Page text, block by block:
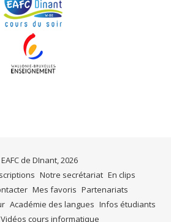
de DInant, 2026
Notre secrétariat En clips
Mes favoris Partenariats
Académie des langues Infos étudiants
Vidéos cours informatique